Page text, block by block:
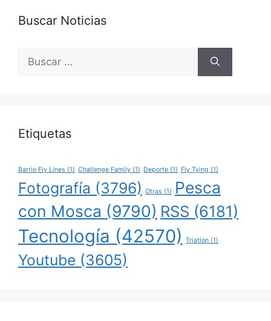
Buscar Noticias
Buscar:
Etiquetas
Barrio Fly Lines (1) Challenge Family (1) Deporte (1) Fly Tying (1)
Fotografía (3796) Otras (1)
Pesca
con Mosca (9790) RSS (6181)
Tecnología (42570) Triatlon (1)
Youtube (3605)